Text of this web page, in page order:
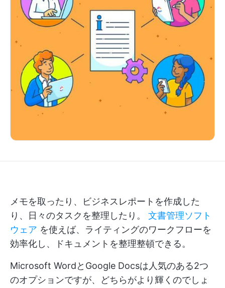
メモを取ったり、ビジネスレポートを作成した
り、日々のタスクを整理したり。 文書管理ソフト
ウェア を使えば、ライティングのワークフローを
効率化し、ドキュメントを整理整頓できる。
Microsoft WordとGoogle Docsは人気のある2つ
のオプションですが、どちらがより輝くのでしょ